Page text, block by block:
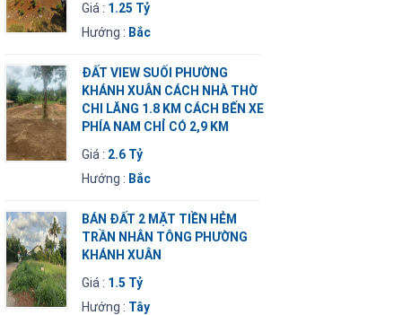
Giá : 1.25 Tỷ
Hướng : Bắc
ĐẤT VIEW SUỐI PHƯỜNG
KHÁNH XUÂN CÁCH NHÀ THỜ
CHI LĂNG 1.8 KM CÁCH BẾN XE
PHÍA NAM CHỈ CÓ 2,9 KM
Giá : 2.6 Tỷ
Hướng : Bắc
BÁN ĐẤT 2 MẶT TIỀN HẺM
TRẦN NHÂN TÔNG PHƯỜNG
KHÁNH XUÂN
Giá : 1.5 Tỷ
Hướng : Tây